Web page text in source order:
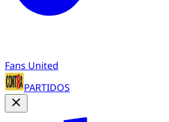
Fans United
PARTIDOS